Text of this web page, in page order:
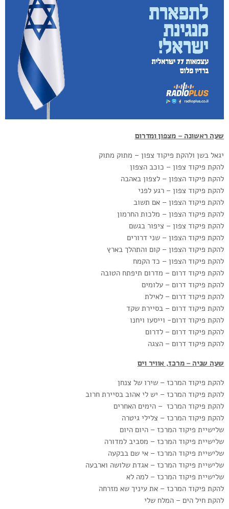
שעה ראשונה – מצפון ומדרום
יגאל בשן ולהקת פיקוד צפון – מתוק מתוק
להקת פיקוד צפון – כוכב הצפון
להקת פיקוד הצפון – לצפון באהבה
להקת פיקוד צפון – רגע לפני
להקת פיקוד הצפון – אם תשוב
להקת פיקוד הצפון – מלכות החרמון
להקת פיקוד צפון – ציפור בגשם
להקת פיקוד הצפון – שני דרורים
להקת פיקוד הצפון – קום והתהלך בארץ
להקת פיקוד הצפון – כד הקמח
להקת פיקוד דרום – מדרום תיפתח הטובה
להקת פיקוד דרום – עלומים
להקת פיקוד דרום – לאילת
להקת פיקוד דרום – בסיירת שקד
להקת פיקוד דרום- וייסעו ויחנו
להקת פיקוד דרום – לדרום
להקת פיקוד דרום – הצגה
שעה שניה – מרכז, אוויר וים
להקת פיקוד המרכז – שירו של צנחן
להקת פיקוד המרכז – יש לי אהוב בסיירת חרוב
להקת פיקוד המרכז – הימים האחרים
להקת פיקוד המרכז – צלילי גיטרה
שלישיית פיקוד המרכז – היום היום
שלישיית פיקוד המרכז – מסביב למדורה
שלישיית פיקוד המרכז – אי שם בבקעה
שלישיית פיקוד המרכז – אגדת שלושה וארבעה
שלישיית פיקוד המרכז – למה לא
להקת פיקוד המרכז – את עיניך שא מזרחה
להקת חיל הים – המלח שלי